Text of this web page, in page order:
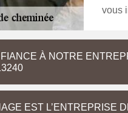
vous
À NOTRE
EST L’ENTREPRISE